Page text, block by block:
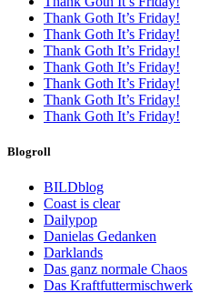
Thank Goth It’s Friday!
Thank Goth It’s Friday!
Thank Goth It’s Friday!
Thank Goth It’s Friday!
Thank Goth It’s Friday!
Thank Goth It’s Friday!
Thank Goth It’s Friday!
Blogroll
BILDblog
Coast is clear
Dailypop
Danielas Gedanken
Darklands
Das ganz normale Chaos
Das Kraftfuttermischwerk